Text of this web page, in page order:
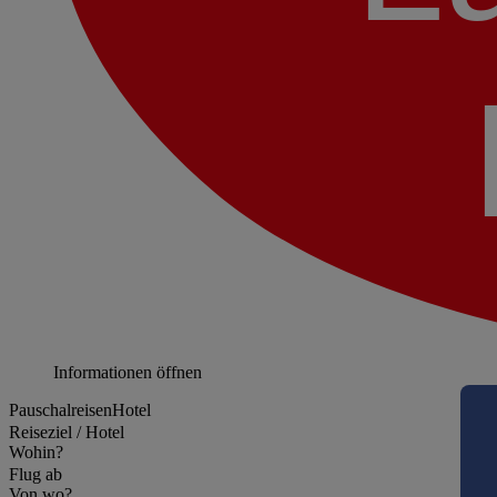
Informationen öffnen
PauschalreisenHotel
Reiseziel / Hotel
Wohin?
Flug ab